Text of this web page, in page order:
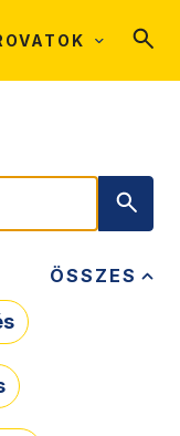
ÖSSZES